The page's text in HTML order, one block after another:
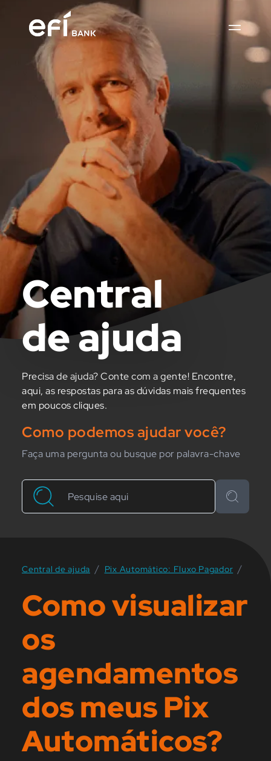
Central
de ajuda
Precisa de ajuda? Conte com a gente! Encontre,
aqui, as respostas para as dúvidas mais frequentes
em poucos cliques.
Como podemos ajudar você?
Faça uma pergunta ou busque por palavra-chave
Buscar
Central de ajuda / Pix Automático: Fluxo Pagador /
Como visualizar
os
agendamentos
dos meus Pix
Automáticos?